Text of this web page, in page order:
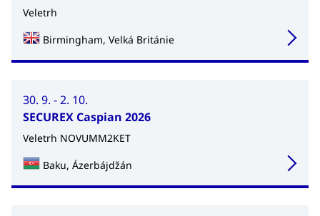
Veletrh
Birmingham, Velká Británie
30. 9. - 2. 10.
SECUREX Caspian 2026
Veletrh NOVUMM2KET
Baku, Ázerbájdžán